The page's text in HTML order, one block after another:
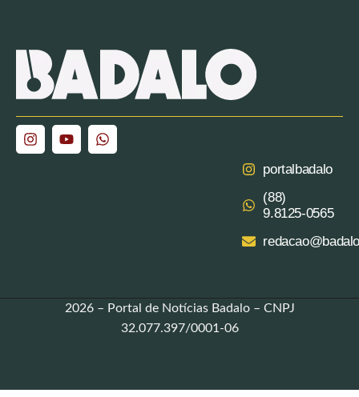
portalbadalo
(88)
9.8125‑0565‬
2026 – Portal de Notícias Badalo – CNPJ
32.077.397/0001-06